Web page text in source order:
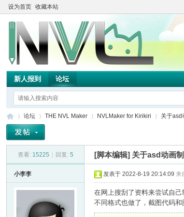
设为首页 收藏本站
新人报到 论坛
论坛
›
THE NVL Maker NVLMaker for Kirikiri
›
关于asd
查看: 15225 回复: 5 [脚本编辑] 关于asd动画
小李李 发表于 2022-8-19 20:14:09 来
在网上搜刮了资料来尝试自
不同格式也做了，截图代码